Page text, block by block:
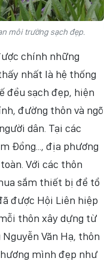
môi trường sạch đẹp.
chính những
nhất là hệ thống
đều sạch đẹp, hiện
đường thôn và ngõ
dân. Tại các
Đồng..., địa phương
Với các thôn
sắm thiết bị để tổ
được Hội Liên hiệp
thôn xây dựng từ
Văn Hạ, thôn
mình đẹp như